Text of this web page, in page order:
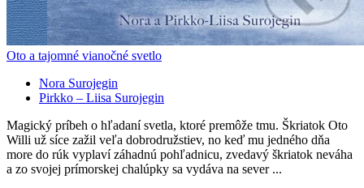
Oto a tajomné vianočné svetlo
Nora Surojegin
Pirkko – Liisa Surojegin
Magický príbeh o hľadaní svetla, ktoré premôže tmu. Škriatok Oto
Willi už síce zažil veľa dobrodružstiev, no keď mu jedného dňa
more do rúk vyplaví záhadnú pohľadnicu, zvedavý škriatok neváha
a zo svojej prímorskej chalúpky sa vydáva na sever ...